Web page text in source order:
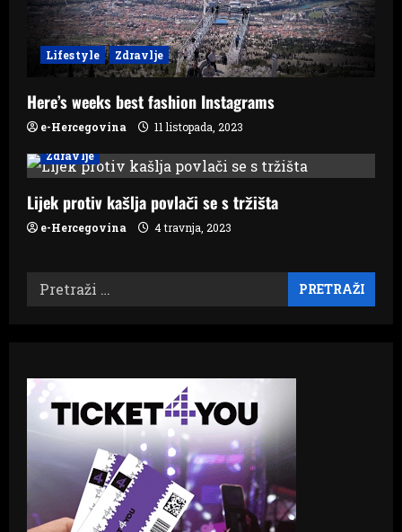
Lifestyle Zdravlje
Here’s weeks best fashion Instagrams
e-Hercegovina
11 listopada, 2023
Zdravlje
Lijek protiv kašlja povlači se s tržišta
e-Hercegovina 4 travnja, 2023
Pretraži: